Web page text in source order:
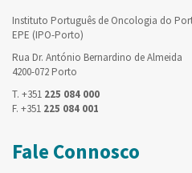
Instituto Português de Oncologia do
EPE (IPO-Porto)
Rua Dr. António Bernardino de Almeida
4200-072 Porto
T. +351 225 084 000
F. +351 225 084 001
Fale Connosco